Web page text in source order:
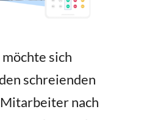
sich
schreienden
nach